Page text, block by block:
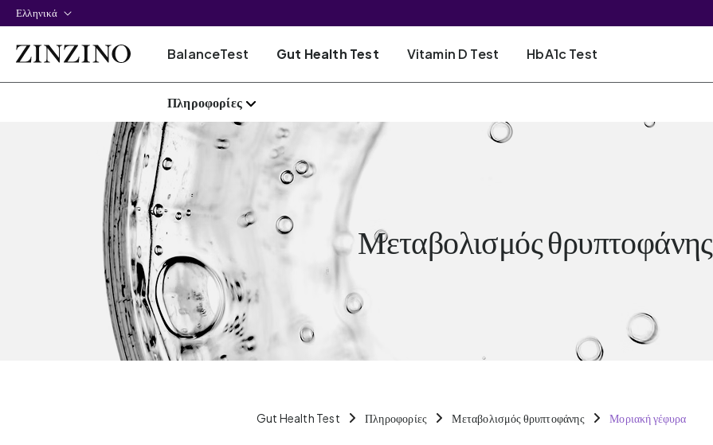
Ελληνικά
BalanceTest Gut Health Test Vitamin D Test HbA1c Test
Πληροφορίες
Μεταβολισμός θρυπτοφάνης
Gut Health Test Πληροφορίες Μεταβολισμός θρυπτοφάνης Μοριακή γέφυρα